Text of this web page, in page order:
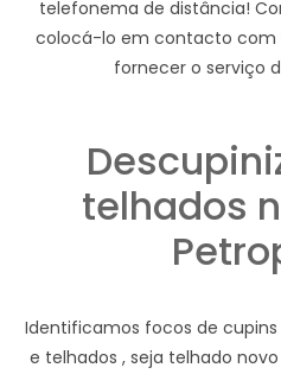
telefonema de distância!
colocá-lo em contacto com
fornecer o serviço
telhados
Identificamos focos de
e telhados , seja telhado